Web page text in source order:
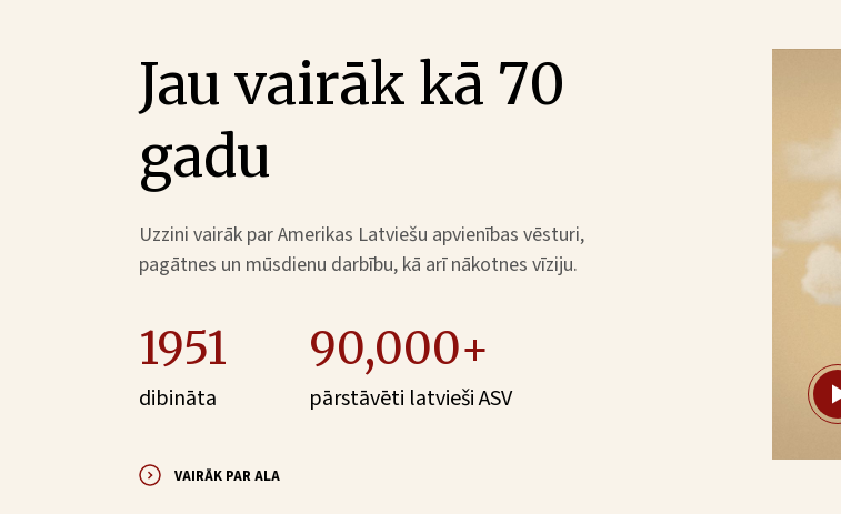
Jau vairāk kā 70
gadu
Uzzini vairāk par Amerikas Latviešu apvienības vēsturi,
pagātnes un mūsdienu darbību, kā arī nākotnes vīziju.
1951
dibināta
90,000+
pārstāvēti latvieši ASV
VAIRĀK PAR ALA